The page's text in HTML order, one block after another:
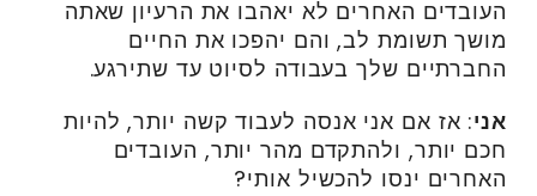
העובדים האחרים לא יאהבו את הרעיון שאתה
מושך תשומת לב, והם יהפכו את החיים
החברתיים שלך בעבודה לסיוט עד שתירגע.
אני: אז אם אני אנסה לעבוד קשה יותר, להיות
חכם יותר, ולהתקדם מהר יותר, העובדים
האחרים ינסו להכשיל אותי?